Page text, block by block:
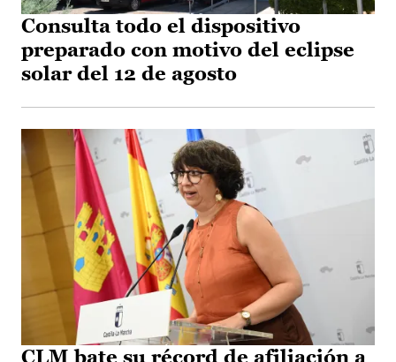
Consulta todo el dispositivo
preparado con motivo del eclipse
solar del 12 de agosto
CLM bate su récord de afiliación a